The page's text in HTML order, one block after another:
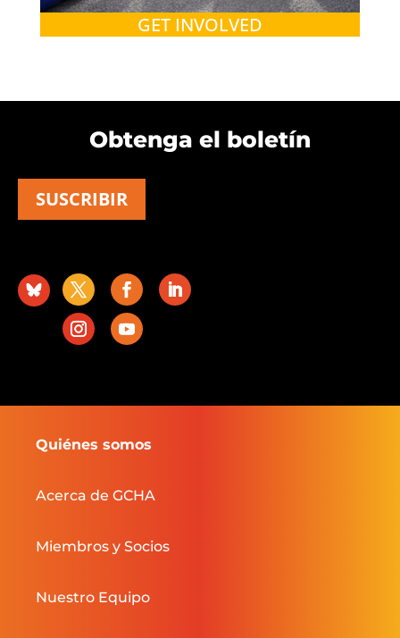
GET INVOLVED
Obtenga el boletín
SUSCRIBIR
Quiénes somos
Acerca de GCHA
Miembros y Socios
Nuestro Equipo